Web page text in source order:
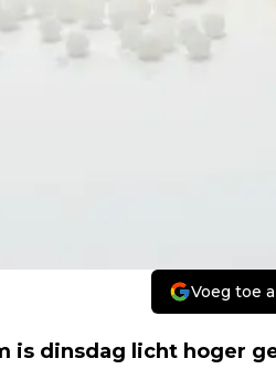
Voeg toe
is dinsdag licht hoger